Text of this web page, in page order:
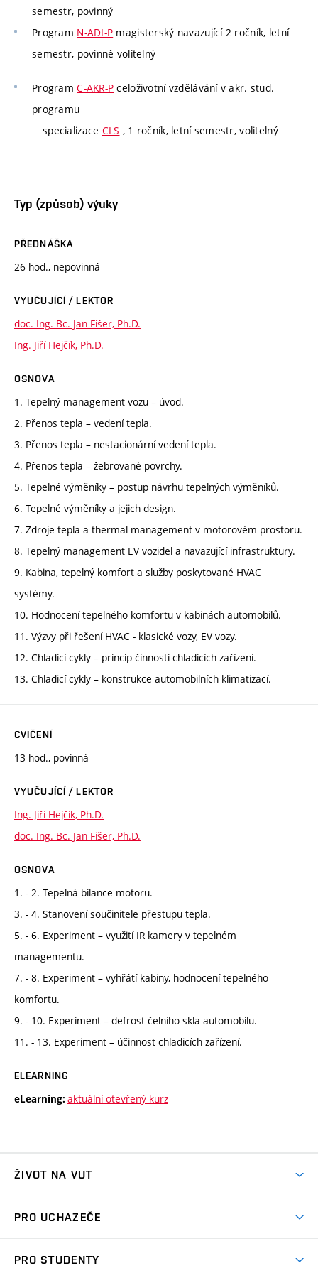
semestr, povinný
Program N-ADI-P magisterský navazující 2 ročník, letní
semestr, povinně volitelný
ProgramC-AKR-P celoživotní vzdělávání v akr. stud.
programu
specializace CLS , 1 ročník, letní semestr, volitelný
Typ (způsob) výuky
PŘEDNÁŠKA
26 hod., nepovinná
VYUČUJÍCÍ / LEKTOR
doc. Ing. Bc. Jan Fišer, Ph.D.
Ing. Jiří Hejčík, Ph.D.
OSNOVA
1. Tepelný management vozu – úvod.
2. Přenos tepla – vedení tepla.
3. Přenos tepla – nestacionární vedení tepla.
4. Přenos tepla – žebrované povrchy.
5. Tepelné výměníky – postup návrhu tepelných výměníků.
6. Tepelné výměníky a jejich design.
7. Zdroje tepla a thermal management v motorovém prostoru.
8. Tepelný management EV vozidel a navazující infrastruktury.
9. Kabina, tepelný komfort a služby poskytované HVAC
systémy.
10. Hodnocení tepelného komfortu v kabinách automobilů.
11. Výzvy při řešení HVAC - klasické vozy, EV vozy.
12. Chladicí cykly – princip činnosti chladicích zařízení.
13. Chladicí cykly – konstrukce automobilních klimatizací.
CVIČENÍ
13 hod., povinná
VYUČUJÍCÍ / LEKTOR
Ing. Jiří Hejčík, Ph.D.
doc. Ing. Bc. Jan Fišer, Ph.D.
OSNOVA
1. - 2. Tepelná bilance motoru.
3. - 4. Stanovení součinitele přestupu tepla.
5. - 6. Experiment – využití IR kamery v tepelném
managementu.
7. - 8. Experiment – vyhřátí kabiny, hodnocení tepelného
komfortu.
9. - 10. Experiment – defrost čelního skla automobilu.
11. - 13. Experiment – účinnost chladicích zařízení.
ELEARNING
eLearning: aktuální otevřený kurz
ŽIVOT NA VUT
Koleje
PRO UCHAZEČE
PRO STUDENTY